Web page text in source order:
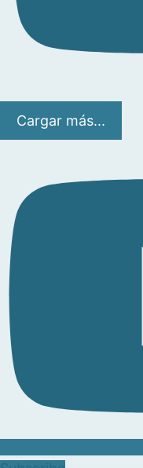
Cargar más...